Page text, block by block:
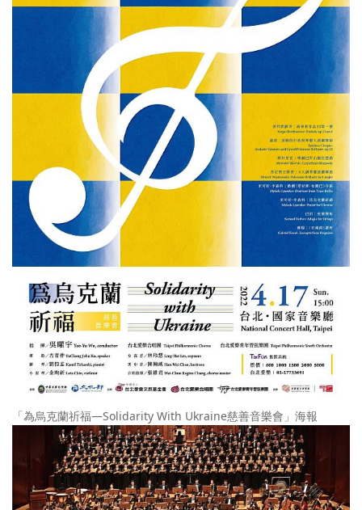
「為烏克蘭祈福—Solidarity With Ukraine慈善音樂會」海報